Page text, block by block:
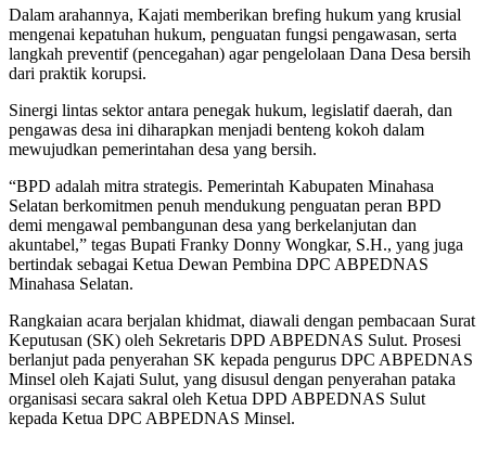
Dalam arahannya, Kajati memberikan brefing hukum yang krusial
mengenai kepatuhan hukum, penguatan fungsi pengawasan, serta
langkah preventif (pencegahan) agar pengelolaan Dana Desa bersih
dari praktik korupsi.
Sinergi lintas sektor antara penegak hukum, legislatif daerah, dan
pengawas desa ini diharapkan menjadi benteng kokoh dalam
mewujudkan pemerintahan desa yang bersih.
“BPD adalah mitra strategis. Pemerintah Kabupaten Minahasa
Selatan berkomitmen penuh mendukung penguatan peran BPD
demi mengawal pembangunan desa yang berkelanjutan dan
akuntabel,” tegas Bupati Franky Donny Wongkar, S.H., yang juga
bertindak sebagai Ketua Dewan Pembina DPC ABPEDNAS
Minahasa Selatan.
Rangkaian acara berjalan khidmat, diawali dengan pembacaan Surat
Keputusan (SK) oleh Sekretaris DPD ABPEDNAS Sulut. Prosesi
berlanjut pada penyerahan SK kepada pengurus DPC ABPEDNAS
Minsel oleh Kajati Sulut, yang disusul dengan penyerahan pataka
organisasi secara sakral oleh Ketua DPD ABPEDNAS Sulut
kepada Ketua DPC ABPEDNAS Minsel.